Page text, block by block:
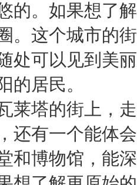
的。如果想了
。这个城市的
处可以见到美
的居民。
塔的街上，走
还有一个能体
和博物馆，能